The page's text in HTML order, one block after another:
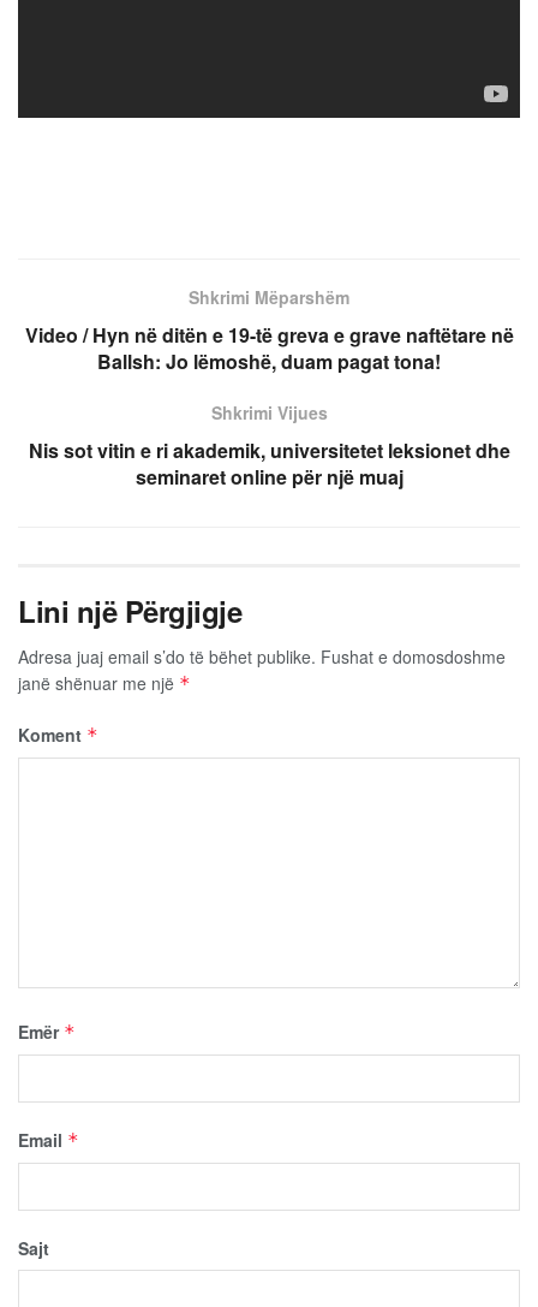
Shkrimi Mëparshëm
Video / Hyn në ditën e 19-të greva e grave naftëtare në
Ballsh: Jo lëmoshë, duam pagat tona!
Shkrimi Vijues
Nis sot vitin e ri akademik, universitetet leksionet dhe
seminaret online për një muaj
Lini një Përgjigje
Adresa juaj email s’do të bëhet publike. Fushat e domosdoshme
janë shënuar me një *
Koment *
Emër *
Email *
Sajt